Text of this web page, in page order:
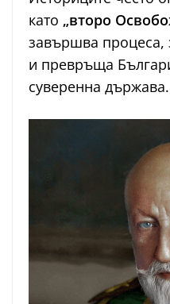
като „второ
завършва процеса,
и превръща
суверенна държава.